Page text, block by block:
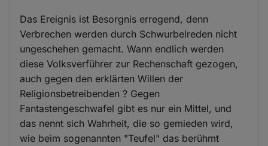
Das Ereignis ist Besorgnis erregend, denn
Verbrechen werden durch Schwurbelreden nicht
ungeschehen gemacht. Wann endlich werden
diese Volksverführer zur Rechenschaft gezogen,
auch gegen den erklärten Willen der
Religionsbetreibenden ? Gegen
Fantastengeschwafel gibt es nur ein Mittel, und
das nennt sich Wahrheit, die so gemieden wird,
wie beim sogenannten "Teufel" das berühmt